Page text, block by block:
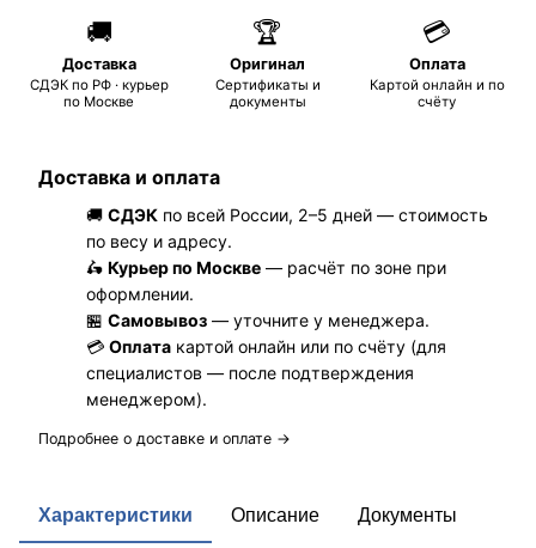
🚚
Доставка
СДЭК по РФ · курьер
по Москве
🏆
Оригинал
Сертификаты и
документы
💳
Оплата
Картой онлайн и по
счёту
Доставка и оплата
🚚 СДЭК по всей России, 2–5 дней — стоимость
по весу и адресу.
🛵 Курьер по Москве — расчёт по зоне при
оформлении.
🏪 Самовывоз — уточните у менеджера.
💳 Оплата картой онлайн или по счёту (для
специалистов — после подтверждения
менеджером).
Подробнее о доставке и оплате →
Характеристики Описание Документы